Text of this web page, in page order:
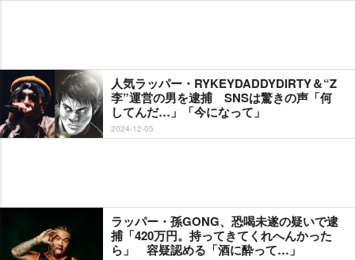
人気ラッパー・RYKEYDADDYDIRTY＆“Z
李”運営の男を逮捕 SNSは驚きの声「何
してんだ…」「今になって」
2024-12-05
ラッパー・孫GONG、恐喝未遂の疑いで逮
捕「420万円。持ってきてくれへんかった
ら」 容疑認める「酒に酔って…」